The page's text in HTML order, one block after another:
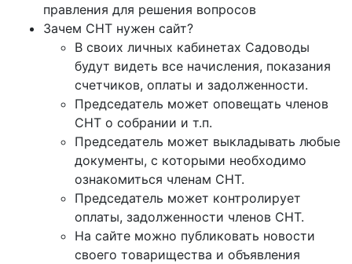
правления для решения вопросов
Зачем СНТ нужен сайт?
В своих личных кабинетах Садоводы
будут видеть все начисления, показания
счетчиков, оплаты и задолженности.
Председатель может оповещать членов
СНТ о собрании и т.п.
Председатель может выкладывать любые
документы, с которыми необходимо
ознакомиться членам СНТ.
Председатель может контролирует
оплаты, задолженности членов СНТ.
На сайте можно публиковать новости
своего товарищества и объявления